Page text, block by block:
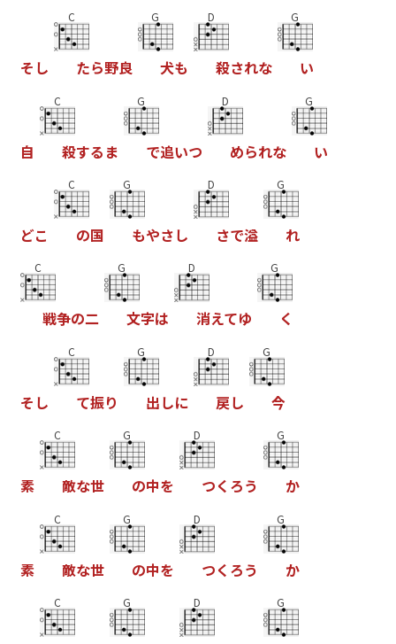
そ し
C
たら野良
G
犬も
D
殺されな
G
い
自
C
殺する ま
G
で追いつ
D
められな
G
い
どこ
C
の国
G
もやさし
D
さで溢
G
れ
C
戦争の二
G
文字は
D
消えてゆ
G
く
そ し
C
て振り
G
出しに
D
戻し
G
今
素
C
敵な世
G
の中を
D
つく ろう
G
か
素
C
敵な世
G
の中を
D
つく ろう
G
か
C G D G